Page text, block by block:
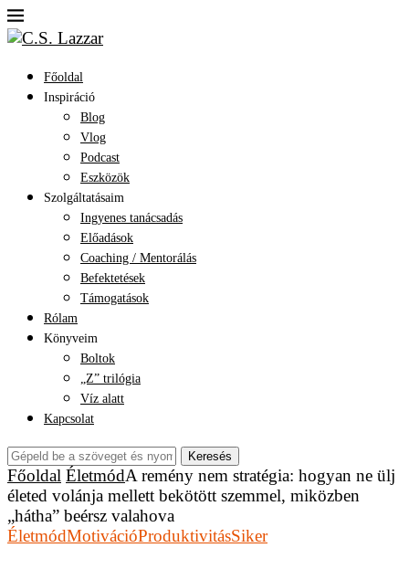
Főoldal
Inspiráció
Blog
Vlog
Podcast
Eszközök
Szolgáltatásaim
Ingyenes tanácsadás
Előadások
Coaching / Mentorálás
Befektetések
Támogatások
Rólam
Könyveim
Boltok
„Z” trilógia
Víz alatt
Kapcsolat
Keresés
Főoldal ÉletmódA remény nem stratégia: hogyan ne ülj
életed volánja mellett bekötött szemmel, miközben
„hátha” beérsz valahova
ÉletmódMotivációProduktivitásSiker